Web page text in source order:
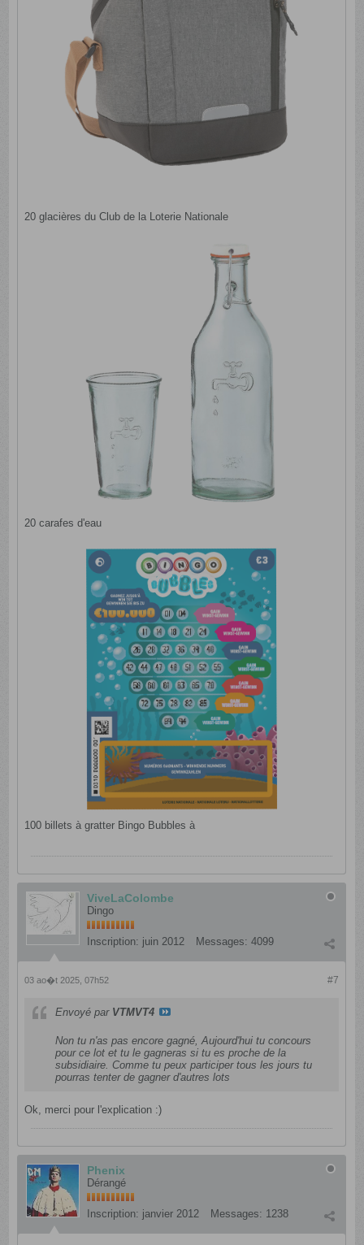
20 glacières du Club de la Loterie Nationale
20 carafes d'eau
100 billets à gratter Bingo Bubbles à
ViveLaColombe
Dingo
Inscription: juin 2012 Messages: 4099
#7
03 ao�t 2025, 07h52
Envoyé par VTMVT4
Non tu n'as pas encore gagné, Aujourd'hui tu concours
pour ce lot et tu le gagneras si tu es proche de la
subsidiaire. Comme tu peux participer tous les jours tu
pourras tenter de gagner d'autres lots
Ok, merci pour l'explication :)
Phenix
Dérangé
Inscription: janvier 2012 Messages: 1238